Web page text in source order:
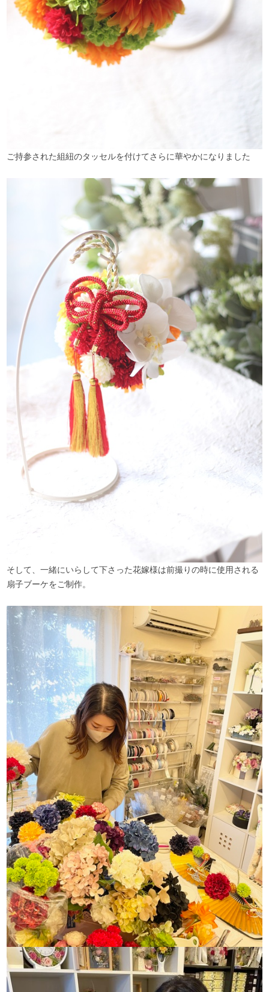
ご持参された組紐のタッセルを付けてさらに華やかになりました
そして、一緒にいらして下さった花嫁様は前撮りの時に使用される
扇子ブーケをご制作。